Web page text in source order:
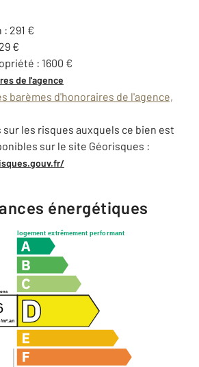
291 €
€
: 1600 €
de l'agence
barèmes d'honoraires de l'agence,
les risques auxquels ce bien est
sur le site Géorisques :
énergétiques
logement extrêmement performant
/m2 .an